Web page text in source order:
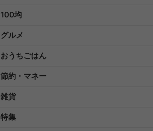
100均
グルメ
おうちごはん
節約・マネー
雑貨
特集